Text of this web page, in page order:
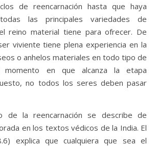
de reencarnación hasta que haya
las principales variedades de
reino material tiene para ofrecer. De
viviente tiene plena experiencia en la
o anhelos materiales en todo tipo de
en que alcanza la etapa
no todos los seres deben pasar
de la reencarnación se describe de
en los textos védicos de la India. El
explica que cualquiera que sea el